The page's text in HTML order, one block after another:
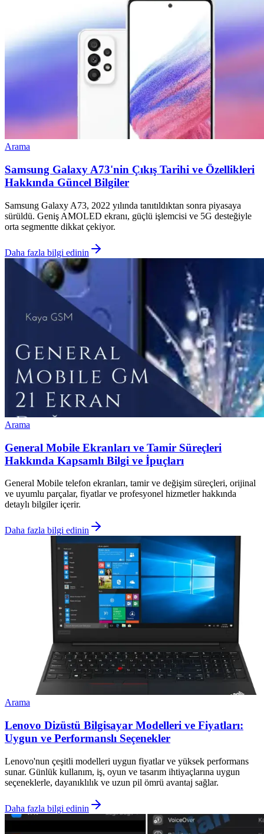
Arama
Samsung Galaxy A73'nin Çıkış Tarihi ve Özellikleri
Hakkında Güncel Bilgiler
Samsung Galaxy A73, 2022 yılında tanıtıldıktan sonra piyasaya
sürüldü. Geniş AMOLED ekranı, güçlü işlemcisi ve 5G desteğiyle
orta segmentte dikkat çekiyor.
Daha fazla bilgi edinin
Arama
General Mobile Ekranları ve Tamir Süreçleri
Hakkında Kapsamlı Bilgi ve İpuçları
General Mobile telefon ekranları, tamir ve değişim süreçleri, orijinal
ve uyumlu parçalar, fiyatlar ve profesyonel hizmetler hakkında
detaylı bilgiler içerir.
Daha fazla bilgi edinin
Arama
Lenovo Dizüstü Bilgisayar Modelleri ve Fiyatları:
Uygun ve Performanslı Seçenekler
Lenovo'nun çeşitli modelleri uygun fiyatlar ve yüksek performans
sunar. Günlük kullanım, iş, oyun ve tasarım ihtiyaçlarına uygun
seçeneklerle, dayanıklılık ve uzun pil ömrü avantaj sağlar.
Daha fazla bilgi edinin